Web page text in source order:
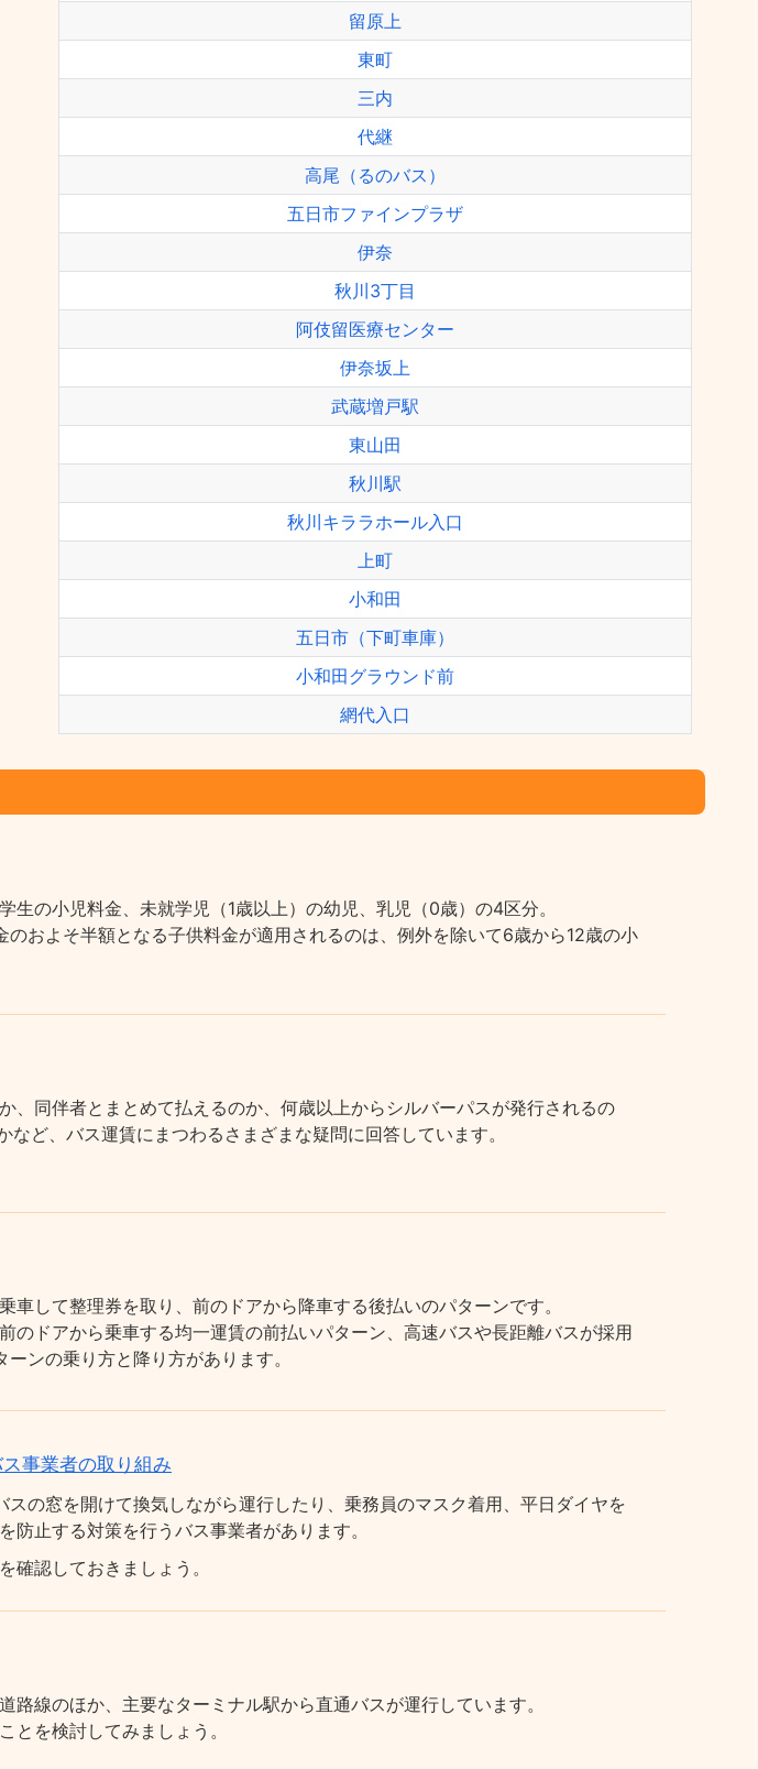
留原上
東町
三内
代継
高尾（るのバス）
五日市ファインプラザ
伊奈
秋川3丁目
阿伎留医療センター
伊奈坂上
武蔵増戸駅
東山田
秋川駅
秋川キララホール入口
上町
小和田
五日市（下町車庫）
小和田グラウンド前
網代入口
の小児料金、未就学児（1歳以上）の幼児、乳児（0歳）の4区分。
およそ半額となる子供料金が適用されるのは、例外を除いて6歳から12歳の小
、同伴者とまとめて払えるのか、何歳以上からシルバーパスが発行されるの
ど、バス運賃にまつわるさまざまな疑問に回答しています。
車して整理券を取り、前のドアから降車する後払いのパターンです。
のドアから乗車する均一運賃の前払いパターン、高速バスや長距離バスが採用
ンの乗り方と降り方があります。
事業者の取り組み
の窓を開けて換気しながら運行したり、乗務員のマスク着用、平日ダイヤを
止する対策を行うバス事業者があります。
確認しておきましょう。
線のほか、主要なターミナル駅から直通バスが運行しています。
とを検討してみましょう。